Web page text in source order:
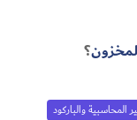
؟
المحاسبية والباركود